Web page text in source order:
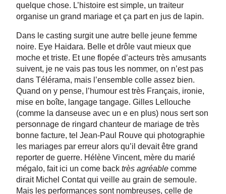
quelque chose. L’histoire est simple, un traiteur
organise un grand mariage et ça part en jus de lapin.
Dans le casting surgit une autre belle jeune femme
noire. Eye Haidara. Belle et drôle vaut mieux que
moche et triste. Et une flopée d’acteurs très amusants
suivent, je ne vais pas tous les nommer, on n’est pas
dans Télérama, mais l’ensemble colle assez bien.
Quand on y pense, l’humour est très Français, ironie,
mise en boîte, langage tangage. Gilles Lellouche
(comme la danseuse avec un e en plus) nous sert son
personnage de ringard chanteur de mariage de très
bonne facture, tel Jean-Paul Rouve qui photographie
les mariages par erreur alors qu’il devait être grand
reporter de guerre. Hélène Vincent, mère du marié
mégalo, fait ici un come back très agréable comme
dirait Michel Contat qui veille au grain de semoule.
Mais les performances sont nombreuses, celle de